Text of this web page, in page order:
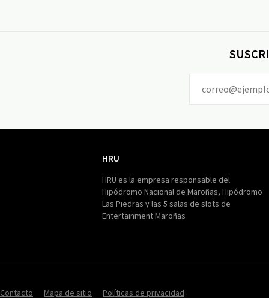
HRU
HRU es la empresa responsable del
Hipódromo Nacional de Maroñas, Hipódromo
Las Piedras y las 5 salas de slots de
Entertainment Maroñas
Contacto Mapa de sitio Políticas de privacidad